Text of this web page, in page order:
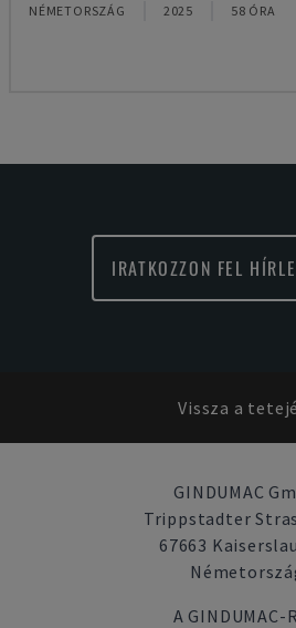
NÉMETORSZÁG 2025 58 ÓRA
IRATKOZZON FEL
Vissza a
GINDUMAC
Trippstadter
67663
A GINDUMAC-